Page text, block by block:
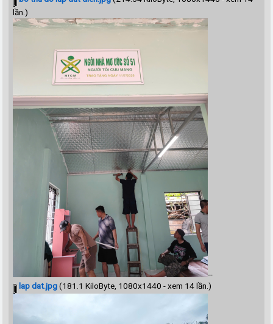
lần.)
--
lap dat.jpg(181.1 KiloByte, 1080x1440 - xem 14 lần.)